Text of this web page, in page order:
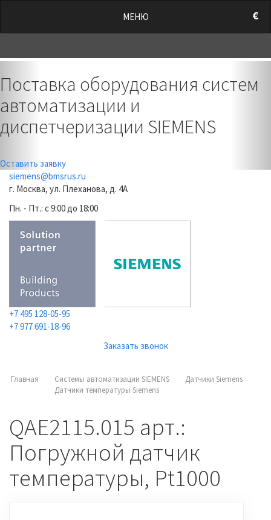
€
МЕНЮ
Поставка оборудования систем
автоматизации и
диспетчеризации SIEMENS
Оставить заявку
siemens@bmsrus.ru
г. Москва, ул. Плеханова, д. 4А
Пн. - Пт.: c 9:00 до 18:00
+7 495 128-05-95
+7 977 691-18-96
Заказать звонок
Главная Системы автоматизации SIEMENS
Датчики Siemens
Датчики температуры Siemens
QAE2115.015 арт.:
Погружной датчик
температуры, Pt1000